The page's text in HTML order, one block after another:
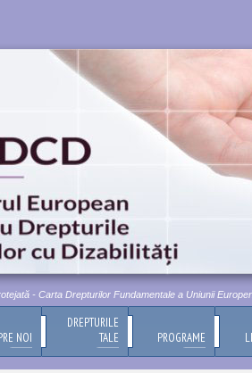
- Carta Drepturilor Fundamentale a Uniunii
NOI
DREPTURILE
TALE
PROGRAME